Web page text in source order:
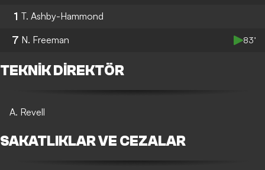
1 T. Ashby-Hammond
7 N. Freeman 83’
TEKNIK DIREKTÖR
A. Revell
SAKATLIKLAR VE CEZALAR